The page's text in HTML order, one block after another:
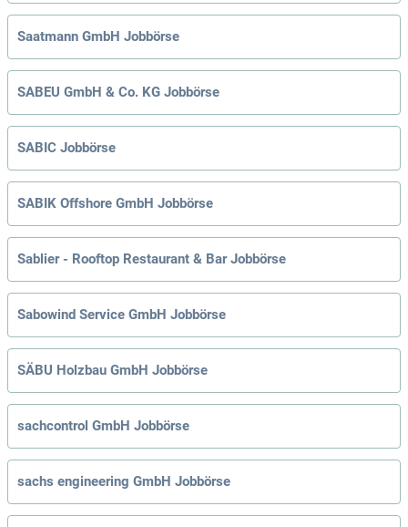
Saatmann GmbH Jobbörse
SABEU GmbH & Co. KG Jobbörse
SABIC Jobbörse
SABIK Offshore GmbH Jobbörse
Sablier - Rooftop Restaurant & Bar Jobbörse
Sabowind Service GmbH Jobbörse
SÄBU Holzbau GmbH Jobbörse
sachcontrol GmbH Jobbörse
sachs engineering GmbH Jobbörse